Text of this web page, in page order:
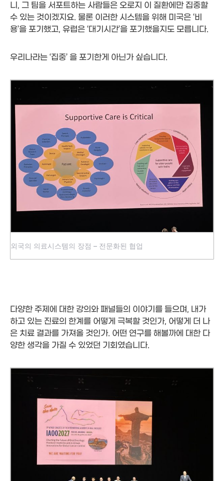
니, 그 팀을 서포트하는 사람들은 오로지 이 질환에만 집중할
수 있는 것이겠지요. 물론 이러한 시스템을 위해 미국은 ‘비
용’을 포기했고, 유럽은 ‘대기시간’을 포기했을지도 모릅니다.
우리나라는 ‘집중’ 을 포기한게 아닌가 싶습니다.
외국의 의료시스템의 장점 – 전문화된 협업
다양한 주제에 대한 강의와 패널들의 이야기를 들으며, 내가
하고 있는 진료의 한계를 어떻게 극복할 것인가, 어떻게 더 나
은 치료 결과를 가져올 것인가. 어떤 연구를 해볼까에 대한 다
양한 생각을 가질 수 있었던 기회였습니다.